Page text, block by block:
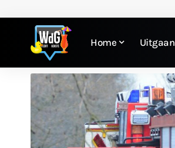
Home Uitgaan